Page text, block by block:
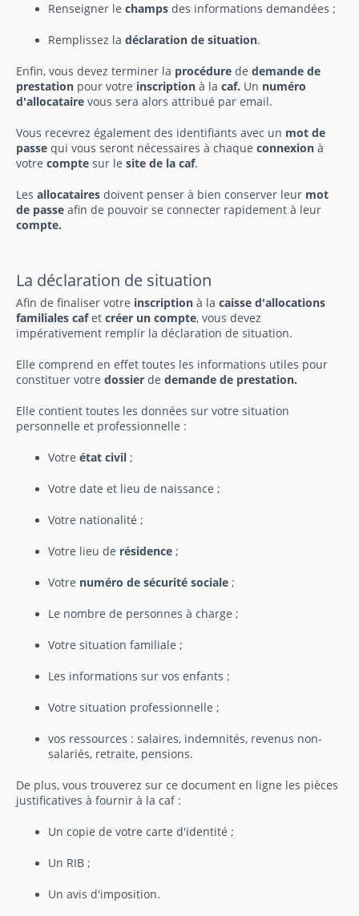
Renseigner le champs des informations demandées ;
Remplissez la déclaration de situation.
Enfin, vous devez terminer la procédure de demande de
prestation pour votre inscription à la caf. Un numéro
d'allocataire vous sera alors attribué par email.
Vous recevrez également des identifiants avec un mot de
passe qui vous seront nécessaires à chaque connexion à
votre compte sur le site de la caf.
Les allocataires doivent penser à bien conserver leur mot
de passe afin de pouvoir se connecter rapidement à leur
compte.
La déclaration de situation
Afin de finaliser votre inscription à la caisse d'allocations
familiales cafet créer un compte, vous devez
impérativement remplir la déclaration de situation.
Elle comprend en effet toutes les informations utiles pour
constituer votre dossier de demande de prestation.
Elle contient toutes les données sur votre situation
personnelle et professionnelle :
Votre état civil ;
Votre date et lieu de naissance ;
Votre nationalité ;
Votre lieu de résidence ;
Votre numéro de sécurité sociale ;
Le nombre de personnes à charge ;
Votre situation familiale ;
Les informations sur vos enfants ;
Votre situation professionnelle ;
vos ressources : salaires, indemnités, revenus non-
salariés, retraite, pensions.
De plus, vous trouverez sur ce document en ligne les pièces
justificatives à fournir à la caf :
Un copie de votre carte d'identité ;
Un RIB ;
Un avis d'imposition.